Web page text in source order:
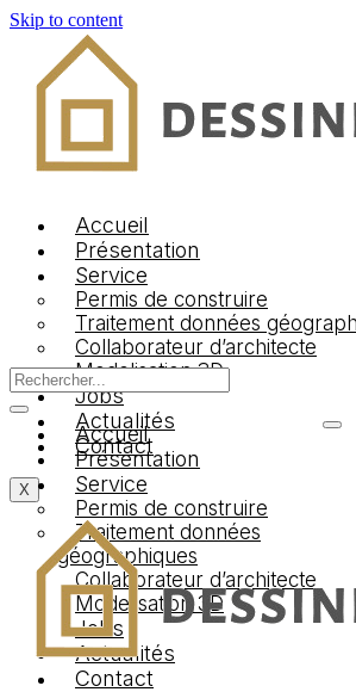
Skip to content
Accueil
Présentation
Service
Permis de construire
Traitement données
Collaborateur d’architecte
Modelisation 3D
Jobs
Actualités
Contact
X
Accueil
Présentation
Service
Permis de construire
Traitement données
géographiques
Collaborateur d’architecte
Modelisation 3D
Jobs
Actualités
Contact